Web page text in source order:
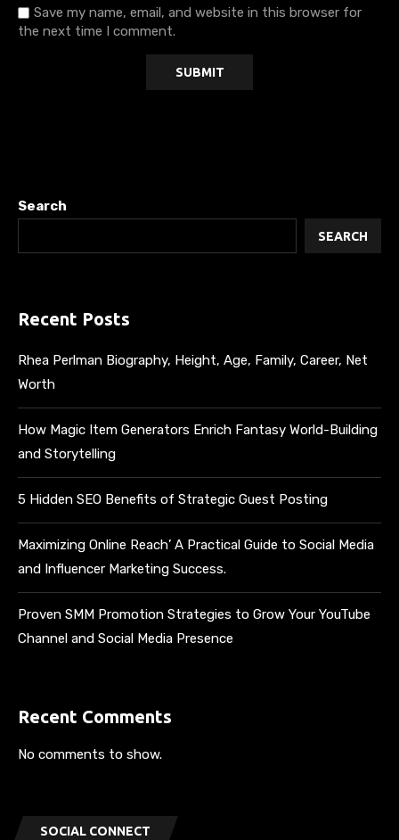
Save my name, email, and website in this browser for
the next time I comment.
Search
SEARCH
Recent Posts
Rhea Perlman Biography, Height, Age, Family, Career, Net
Worth
How Magic Item Generators Enrich Fantasy World-Building
and Storytelling
5 Hidden SEO Benefits of Strategic Guest Posting
Maximizing Online Reach’ A Practical Guide to Social Media
and Influencer Marketing Success.
Proven SMM Promotion Strategies to Grow Your YouTube
Channel and Social Media Presence
Recent Comments
No comments to show.
SOCIAL CONNECT